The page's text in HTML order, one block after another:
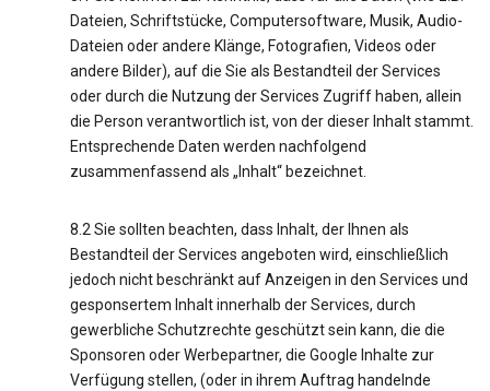
Dateien, Schriftstücke, Computersoftware, Musik, Audio-
Dateien oder andere Klänge, Fotografien, Videos oder
andere Bilder), auf die Sie als Bestandteil der Services
oder durch die Nutzung der Services Zugriff haben, allein
die Person verantwortlich ist, von der dieser Inhalt stammt.
Entsprechende Daten werden nachfolgend
zusammenfassend als „Inhalt“ bezeichnet.
8.2 Sie sollten beachten, dass Inhalt, der Ihnen als
Bestandteil der Services angeboten wird, einschließlich
jedoch nicht beschränkt auf Anzeigen in den Services und
gesponsertem Inhalt innerhalb der Services, durch
gewerbliche Schutzrechte geschützt sein kann, die die
Sponsoren oder Werbepartner, die Google Inhalte zur
Verfügung stellen, (oder in ihrem Auftrag handelnde